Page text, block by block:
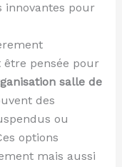
innovantes pour
pensée pour
salle de
des
ou
options
mais aussi